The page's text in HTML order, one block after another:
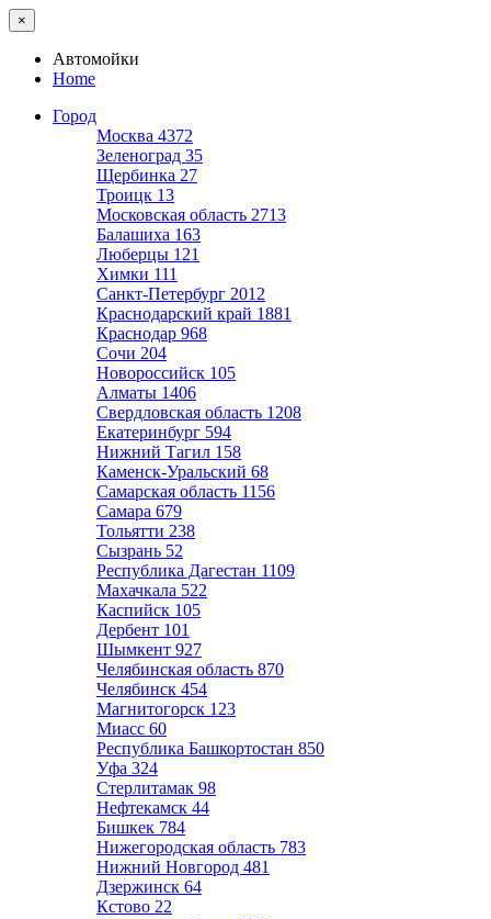
×
Автомойки
Home
Город
Москва 4372
Зеленоград 35
Щербинка 27
Троицк 13
Московская область 2713
Балашиха 163
Люберцы 121
Химки 111
Санкт-Петербург 2012
Краснодарский край 1881
Краснодар 968
Сочи 204
Новороссийск 105
Алматы 1406
Свердловская область 1208
Екатеринбург 594
Нижний Тагил 158
Каменск-Уральский 68
Самарская область 1156
Самара 679
Тольятти 238
Сызрань 52
Республика Дагестан 1109
Махачкала 522
Каспийск 105
Дербент 101
Шымкент 927
Челябинская область 870
Челябинск 454
Магнитогорск 123
Миасс 60
Республика Башкортостан 850
Уфа 324
Стерлитамак 98
Нефтекамск 44
Бишкек 784
Нижегородская область 783
Нижний Новгород 481
Дзержинск 64
Кстово 22